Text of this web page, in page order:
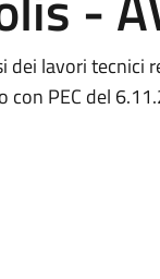
dei lavori
PEC del